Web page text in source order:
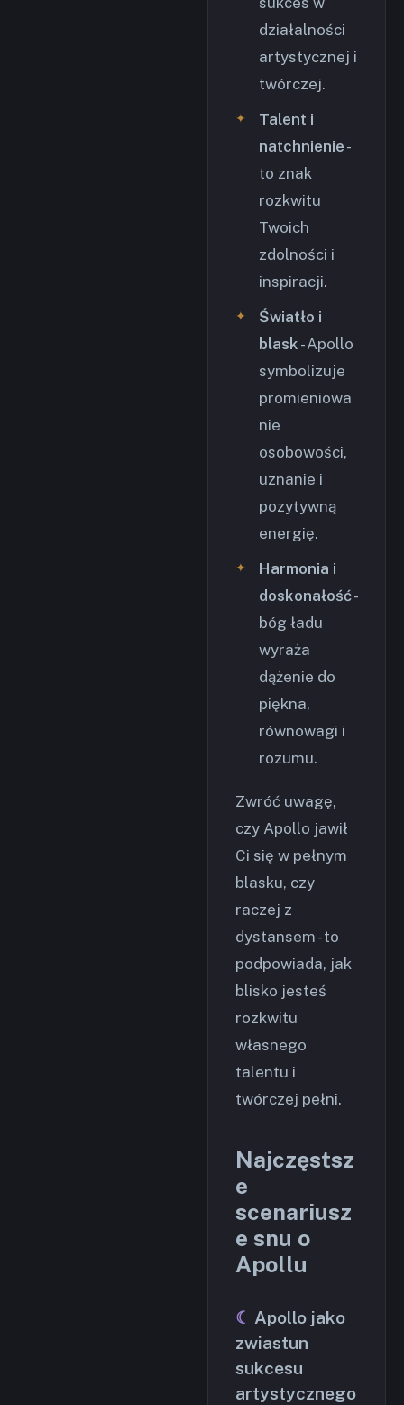
działalności
artystycznej i
twórczej.
Talent i
natchnienie -
to znak
rozkwitu
Twoich
zdolności i
inspiracji.
Światło i
blask - Apollo
symbolizuje
promieniowa
nie
osobowości,
uznanie i
pozytywną
energię.
Harmonia i
doskonałość-
bóg ładu
wyraża
dążenie do
piękna,
równowagi i
rozumu.
Zwróć uwagę,
czy Apollo jawił
Ci się w pełnym
blasku, czy
raczej z
dystansem - to
podpowiada, jak
blisko jesteś
rozkwitu
własnego
talentu i
twórczej pełni.
Najczęstsz
e
scenariusz
e snu o
Apollu
Apollo jako
zwiastun
sukcesu
artystycznego